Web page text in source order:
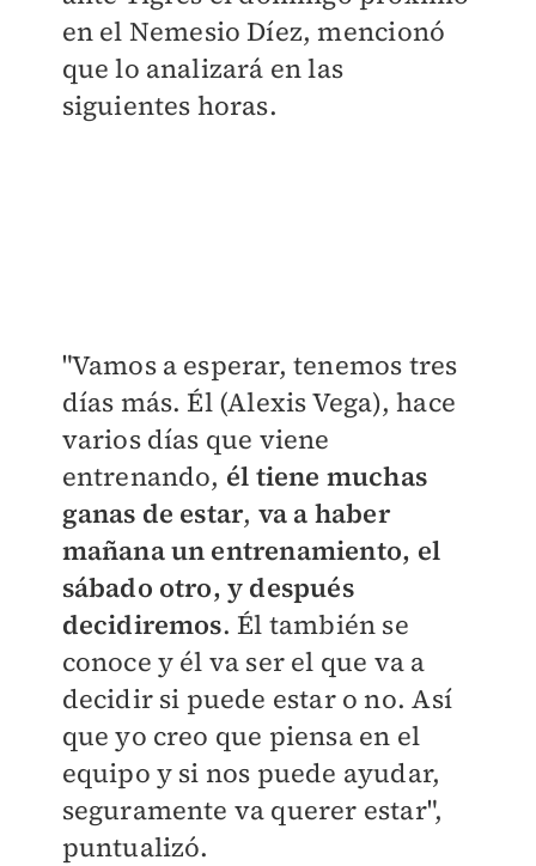
en el Nemesio Díez, mencionó
que lo analizará en las
siguientes horas.
"Vamos a esperar, tenemos tres
días más. Él (Alexis Vega), hace
varios días que viene
entrenando, él tiene muchas
ganas de estar, va a haber
mañana un entrenamiento, el
sábado otro, y después
decidiremos. Él también se
conoce y él va ser el que va a
decidir si puede estar o no. Así
que yo creo que piensa en el
equipo y si nos puede ayudar,
seguramente va querer estar",
puntualizó.